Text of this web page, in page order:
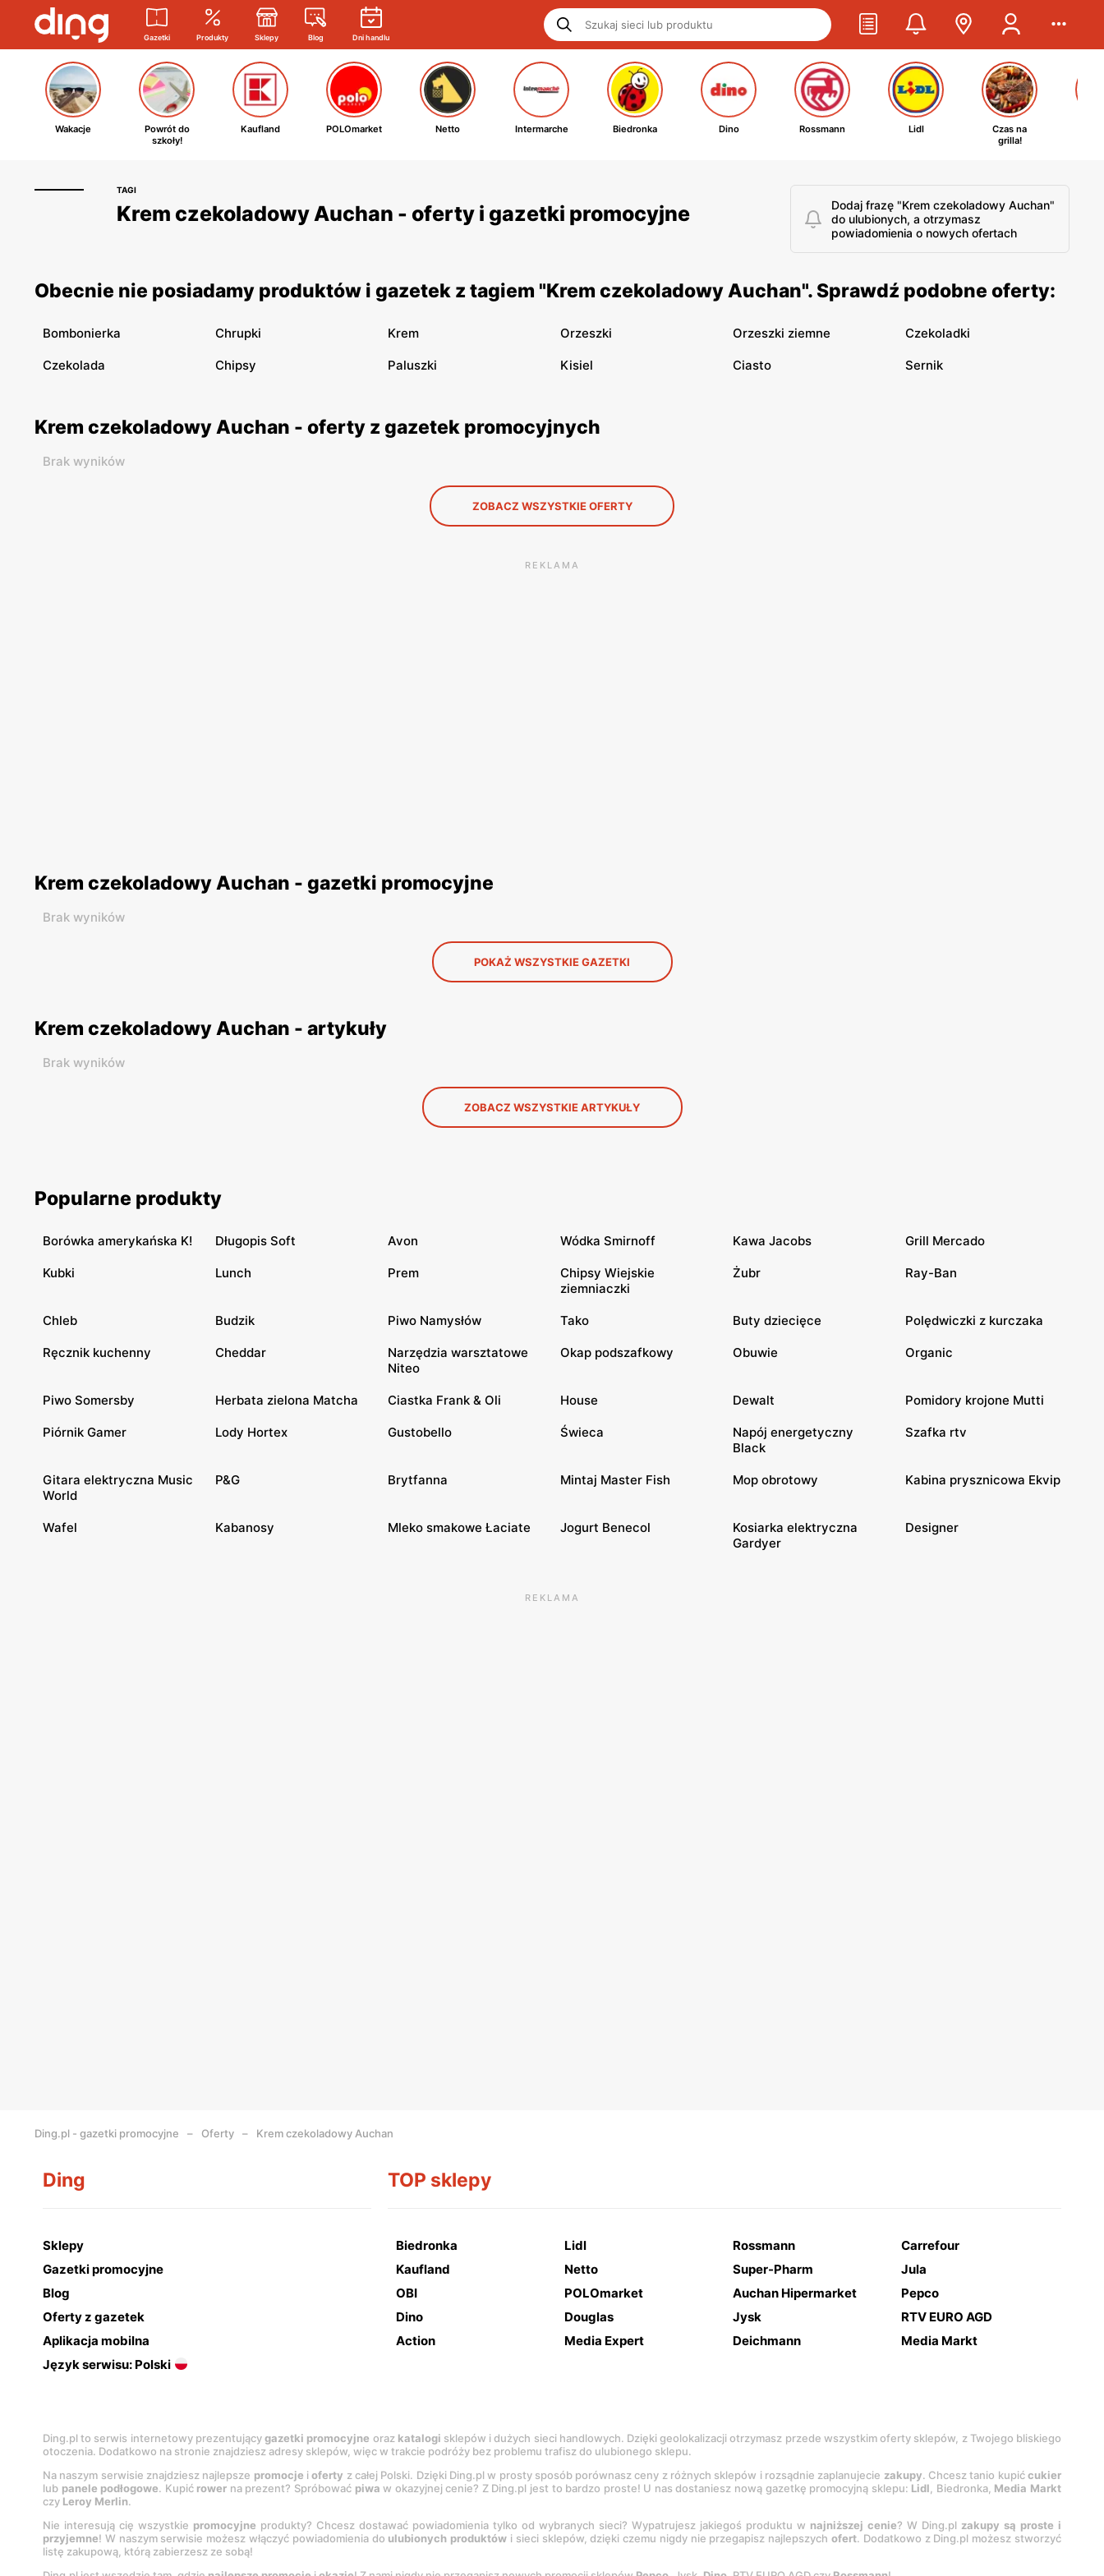
Gazetki Produkty Sklepy Blog Dni handlu
Wakacje
Powrót do
szkoły!
Kaufland POLOmarket Netto Intermarche Biedronka Dino Rossmann Lidl
Czas na
grilla!
TAGI
Krem czekoladowy Auchan - oferty i gazetki promocyjne
Dodaj frazę "Krem czekoladowy Auchan"
do ulubionych, a otrzymasz
powiadomienia o nowych ofertach
Obecnie nie posiadamy produktów i gazetek z tagiem "Krem czekoladowy Auchan". Sprawdź podobne oferty:
Bombonierka Chrupki Krem Orzeszki Orzeszki ziemne Czekoladki
Czekolada Chipsy Paluszki Kisiel Ciasto Sernik
Krem czekoladowy Auchan - oferty z gazetek promocyjnych
Brak wyników
ZOBACZ WSZYSTKIE OFERTY
REKLAMA
Krem czekoladowy Auchan - gazetki promocyjne
Brak wyników
POKAŻ WSZYSTKIE GAZETKI
Krem czekoladowy Auchan - artykuły
Brak wyników
ZOBACZ WSZYSTKIE ARTYKUŁY
Popularne produkty
Borówka amerykańska K! Długopis Soft Avon Wódka Smirnoff Kawa Jacobs Grill Mercado
Kubki Lunch Prem
Chipsy Wiejskie
ziemniaczki
Żubr Ray-Ban
Chleb Budzik Piwo Namysłów Tako Buty dziecięce Polędwiczki z kurczaka
Ręcznik kuchenny Cheddar
Narzędzia warsztatowe
Niteo
Okap podszafkowy Obuwie Organic
Piwo Somersby Herbata zielona Matcha Ciastka Frank & Oli House Dewalt Pomidory krojone Mutti
Piórnik Gamer Lody Hortex Gustobello Świeca
Napój energetyczny
Black
Szafka rtv
Gitara elektryczna Music
World
P&G Brytfanna Mintaj Master Fish Mop obrotowy Kabina prysznicowa Ekvip
Wafel Kabanosy Mleko smakowe Łaciate Jogurt Benecol
Kosiarka elektryczna
Gardyer
Designer
REKLAMA
Ding.pl - gazetki promocyjne Oferty Krem czekoladowy Auchan
Ding
Sklepy
Gazetki promocyjne
Blog
Oferty z gazetek
Aplikacja mobilna
Język serwisu: Polski
TOP sklepy
Biedronka Lidl Rossmann
Carrefour
Kaufland
Netto Super-Pharm
Jula
OBI
POLOmarket Auchan Hipermarket
Pepco
Dino
Douglas Jysk
RTV EURO AGD
Action
Media Expert Deichmann Media Markt
Ding.pl to serwis internetowy prezentującygazetki promocyjne oraz katalogi sklepów i dużych sieci handlowych. Dzięki geolokalizacji otrzymasz przede wszystkim oferty sklepów, z Twojego bliskiego
otoczenia. Dodatkowo na stronie znajdziesz adresy sklepów, więc w trakcie podróży bez problemu trafisz do ulubionego sklepu.
Na naszym serwisie znajdziesz najlepsze promocje ioferty z całej Polski. Dzięki Ding.pl w prosty sposób porównasz ceny z różnych sklepów i rozsądnie zaplanujecie zakupy. Chcesz tanio kupićcukier
lub panele podłogowe. Kupić rower na prezent? Spróbować piwa w okazyjnej cenie? Z Ding.pl jest to bardzo proste! U nas dostaniesz nową gazetkę promocyjną sklepu: Lidl, Biedronka, Media Markt
czy Leroy Merlin.
Nie interesują cię wszystkie promocyjne produkty? Chcesz dostawać powiadomienia tylko od wybranych sieci? Wypatrujesz jakiegoś produktu w najniższej cenie? W Ding.pl zakupy są proste i
przyjemne! W naszym serwisie możesz włączyć powiadomienia do ulubionych produktów i sieci sklepów, dzięki czemu nigdy nie przegapisz najlepszychofert. Dodatkowo z Ding.pl możesz stworzyć
listę zakupową, którą zabierzesz ze sobą!